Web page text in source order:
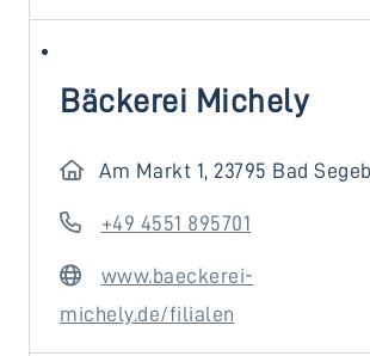
Bäckerei Michely
Am Markt 1, 23795 Bad
+49 4551 895701
www.baeckerei-
michely.de/filialen